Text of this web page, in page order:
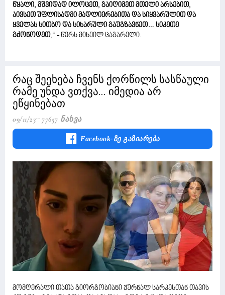
წყალი, მშვიდად ილოცეთ, გაიღიმეთ მთელი არსებით,
აივსეთ უფლისადმი მადლიერებითა და სიყვარულით და
ყველას სითბო და სიხარული გაუგზავნეთ… სიკეთე
გქონოდეთ,“ - წერს მიხეილ ცაგარელი.
რაც შეეხება ჩვენს ქორწილს სასწაული
რამე უნდა ვთქვა... იმედია არ
ეწყინებათ
09/11/23 77657 Ნახვა
Facebook-Ზე Გაზიარება
მომღერალი თათა გიორგობიანი ჟურნალ სარკესთან თავის